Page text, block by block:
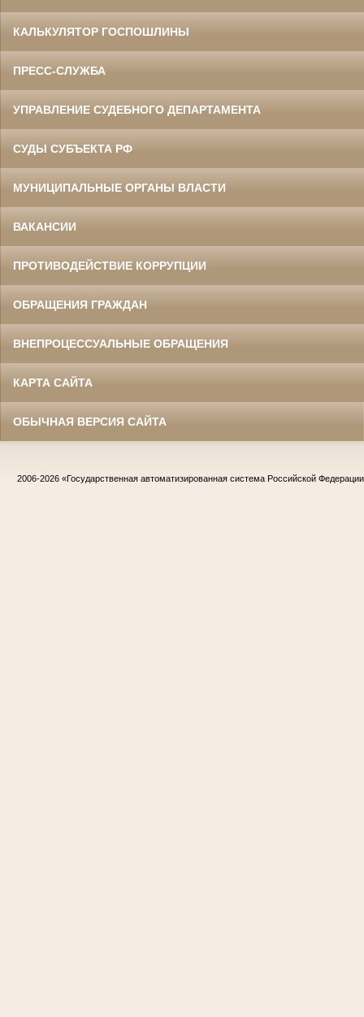
КАЛЬКУЛЯТОР ГОСПОШЛИНЫ
ПРЕСС-СЛУЖБА
УПРАВЛЕНИЕ СУДЕБНОГО ДЕПАРТАМЕНТА
СУДЫ СУБЪЕКТА РФ
МУНИЦИПАЛЬНЫЕ ОРГАНЫ ВЛАСТИ
ВАКАНСИИ
ПРОТИВОДЕЙСТВИЕ КОРРУПЦИИ
ОБРАЩЕНИЯ ГРАЖДАН
ВНЕПРОЦЕССУАЛЬНЫЕ ОБРАЩЕНИЯ
КАРТА САЙТА
ОБЫЧНАЯ ВЕРСИЯ САЙТА
2006-2026 «Государственная автоматизированная система Российской